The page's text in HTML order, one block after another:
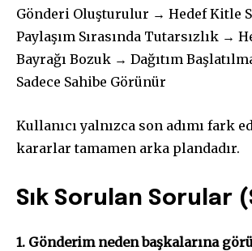
Gönderi Oluşturulur → Hedef Kitle
Paylaşım Sırasında Tutarsızlık →
Bayrağı Bozuk → Dağıtım
Sadece Sahibe Görünür
Kullanıcı yalnızca son adımı fark
kararlar tamamen arka plandadır.
Sık Sorulan Sorular
1. Gönderim neden başkalarına